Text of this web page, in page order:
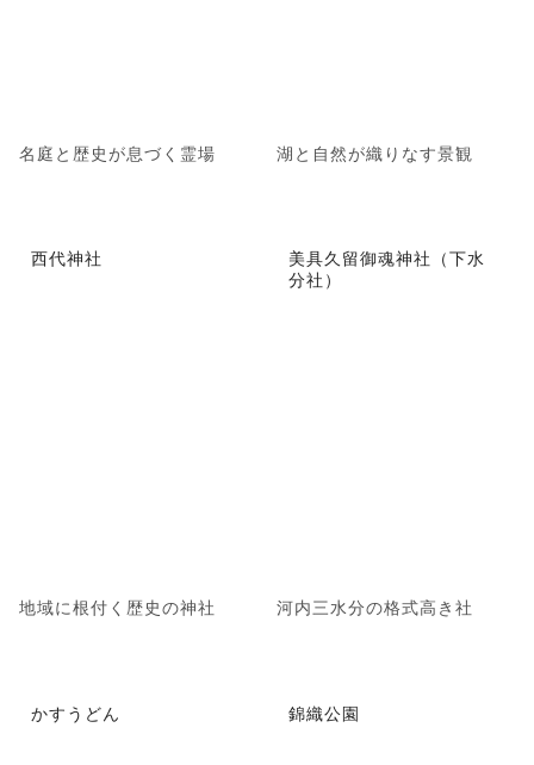
名庭と歴史が息づく霊場 湖と自然が織りなす景観
西代神社
地域に根付く歴史の神社
美具久留御魂神社（下水
分社）
河内三水分の格式高き社
かすうどん 錦織公園